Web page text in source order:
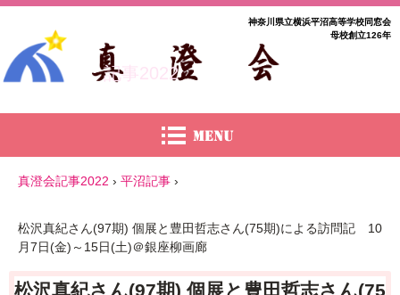
記事2022
神奈川県立横浜平沼高等学校同窓会
母校創立126年
真澄会記事2022 › 平沼記事 ›
松沢真紀さん(97期) 個展と豊田哲志さん(75期)による訪問記 10
月7日(金)～15日(土)＠銀座柳画廊
松沢真紀さん(97期) 個展と豊田哲志さん(75